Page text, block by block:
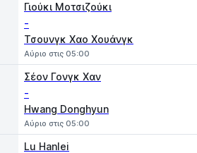
Γιούκι Μοτσιζούκι
-
Τσουνγκ Χαο Χουάνγκ
Αύριο στις 05:00
Σέον Γονγκ Χαν
-
Hwang Donghyun
Αύριο στις 05:00
Lu Hanlei